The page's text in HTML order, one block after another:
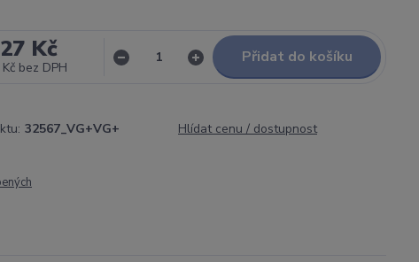
Kč
bez DPH
Přidat do košíku
32567_VG+VG+ Hlídat cenu / dostupnost